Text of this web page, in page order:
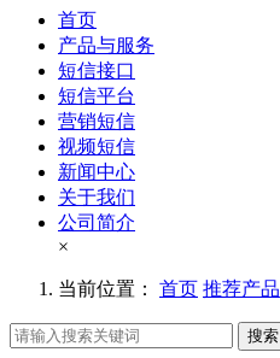
首页
产品与服务
短信接口
短信平台
营销短信
视频短信
新闻中心
关于我们
公司简介
×
当前位置： 首页 推荐产品
搜索